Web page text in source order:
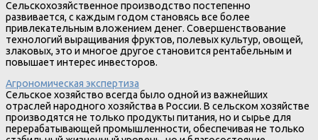
Сельскохозяйственное производство постепенно
развивается, с каждым годом становясь все более
привлекательным вложением денег. Совершенствование
технологий выращивания фруктов, полевых культур, овощей,
злаковых, это и многое другое становится рентабельным и
повышает интерес инвесторов.
Агрономическая экспертиза
Сельское хозяйство всегда было одной из важнейших
отраслей народного хозяйства в России. В сельском хозяйстве
производятся не только продукты питания, но и сырье для
перерабатывающей промышленности, обеспечивая не только